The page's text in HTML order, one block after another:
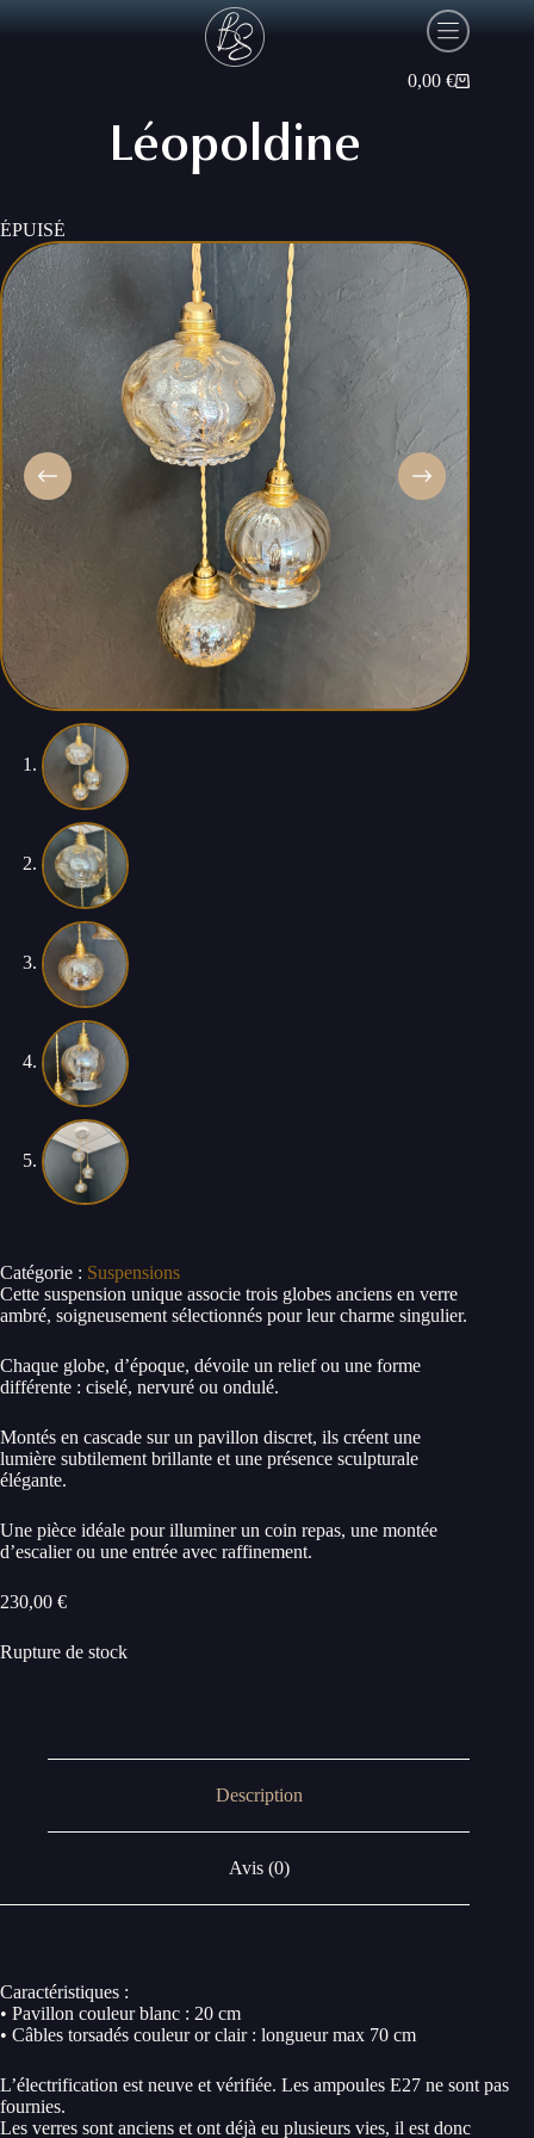
Panier
0,00€
Léopoldine
ÉPUISÉ
Catégorie : Suspensions
Cette suspension unique associe trois globes anciens en verre
ambré, soigneusement sélectionnés pour leur charme singulier.
Chaque globe, d’époque, dévoile un relief ou une forme
différente : ciselé, nervuré ou ondulé.
Montés en cascade sur un pavillon discret, ils créent une
lumière subtilement brillante et une présence sculpturale
élégante.
Une pièce idéale pour illuminer un coin repas, une montée
d’escalier ou une entrée avec raffinement.
230,00 €
Rupture de stock
Description
Avis (0)
Caractéristiques :
• Pavillon couleur blanc : 20 cm
• Câbles torsadés couleur or clair : longueur max 70 cm
L’électrification est neuve et vérifiée. Les ampoules E27 ne sont pas
fournies.
Les verres sont anciens et ont déjà eu plusieurs vies, il est donc